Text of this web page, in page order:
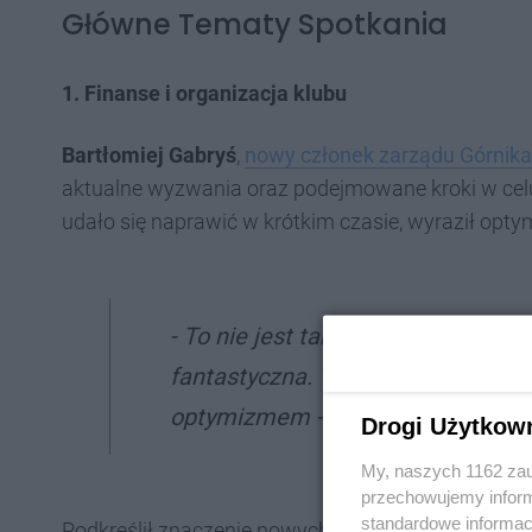
Główne Tematy Spotkania
1. Finanse i organizacja klubu
Bartłomiej Gabryś nowy członek zarządu Górnika
aktualne wyzwania oraz podejmowane kroki w
udało się naprawić w krótkim czasie, wyraził
- To nie jest tak, że w ciągu
fantastyczna. Tak nie jest.
optymizmem - stwierdził Gabryś.
Drogi
My, naszych 1162
przechowujemy
standardowe